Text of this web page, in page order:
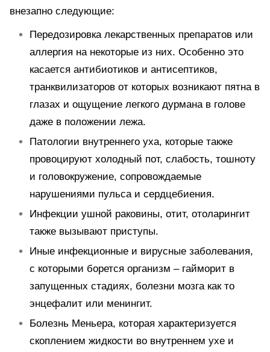
внезапно следующие:
Передозировка лекарственных препаратов или
аллергия на некоторые из них. Особенно это
касается антибиотиков и антисептиков,
транквилизаторов от которых возникают пятна в
глазах и ощущение легкого дурмана в голове
даже в положении лежа.
Патологии внутреннего уха, которые также
провоцируют холодный пот, слабость, тошноту
и головокружение, сопровождаемые
нарушениями пульса и сердцебиения.
Инфекции ушной раковины, отит, отоларингит
также вызывают приступы.
Иные инфекционные и вирусные заболевания,
с которыми борется организм – гайморит в
запущенных стадиях, болезни мозга как то
энцефалит или менингит.
Болезнь Меньера, которая характеризуется
скоплением жидкости во внутреннем ухе и